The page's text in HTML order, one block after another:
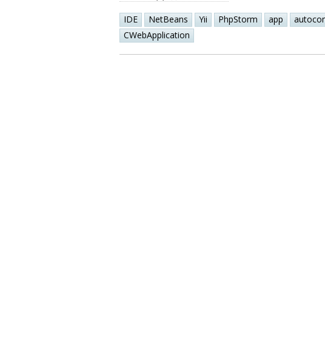
IDE NetBeans Yii PhpStorm app
CWebApplication